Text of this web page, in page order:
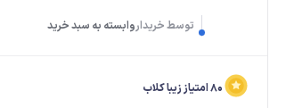
توسط خریداروابسته به سبد خرید
۸۰ امتیاز زیبا کلاب